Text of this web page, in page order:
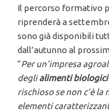
Il percorso formativo
riprenderà a
sono già disponibili
dall’autunno al
“Per un’impresa
deglialimenti biologici
rischioso se non c’è la
elementi